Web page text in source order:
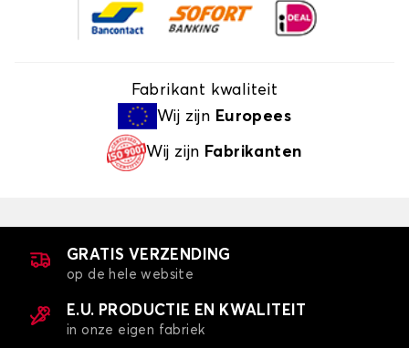
Fabrikant kwaliteit
Wij zijn Europees
Wij zijn Fabrikanten
GRATIS VERZENDING
op de hele website
E.U. PRODUCTIE EN KWALITEIT
in onze eigen fabriek